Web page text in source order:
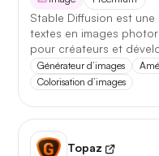
Stable Diffusion est
textes en images
pour créateurs et
Générateur d’images
Colorisation d’images
Topaz